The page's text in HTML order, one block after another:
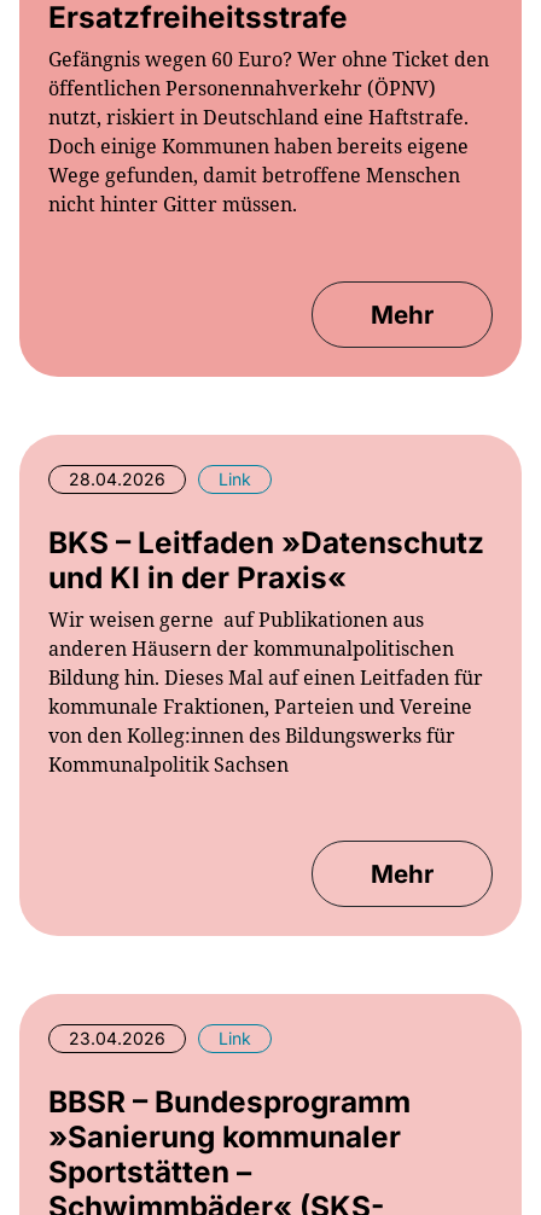
Gefängnis wegen 60 Euro? Wer ohne Ticket den
öffentlichen Personennahverkehr (ÖPNV)
nutzt, riskiert in Deutschland eine Haftstrafe.
Doch einige Kommunen haben bereits eigene
Wege gefunden, damit betroffene Menschen
nicht hinter Gitter müssen.
Mehr
28.04.2026 Link
BKS – Leitfaden »Datenschutz
und KI in der Praxis«
Wir weisen gerne auf Publikationen aus
anderen Häusern der kommunalpolitischen
Bildung hin. Dieses Mal auf einen Leitfaden für
kommunale Fraktionen, Parteien und Vereine
von den Kolleg:innen des Bildungswerks für
Kommunalpolitik Sachsen
Mehr
23.04.2026 Link
BBSR – Bundesprogramm
»Sanierung kommunaler
Sportstätten –
Schwimmbäder« (SKS-
Schwimmbäder)